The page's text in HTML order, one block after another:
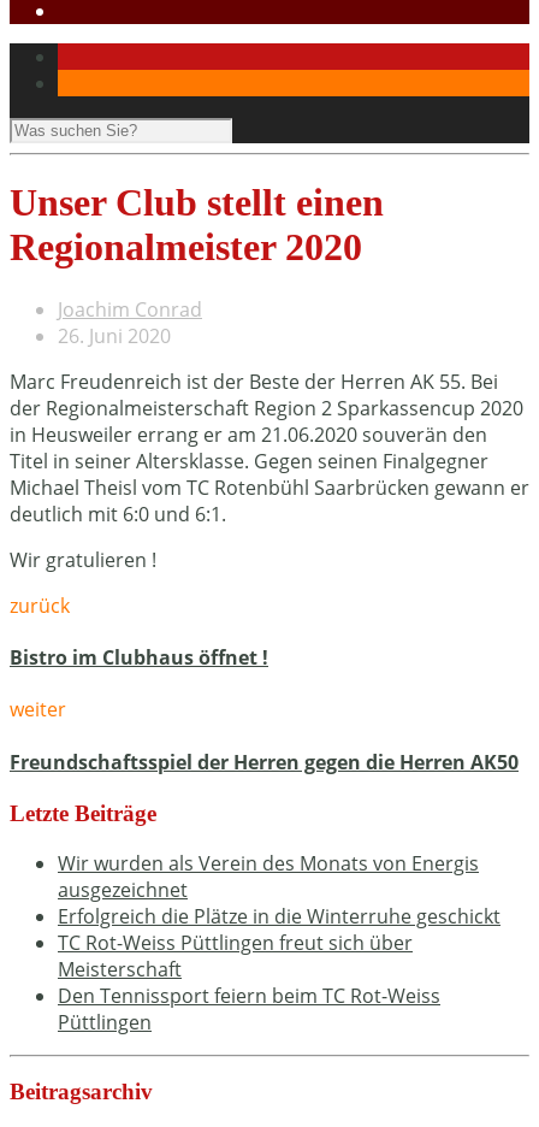
Unser Club stellt einen
Regionalmeister 2020
Joachim Conrad
26. Juni 2020
Marc Freudenreich ist der Beste der Herren AK 55. Bei
der Regionalmeisterschaft Region 2 Sparkassencup 2020
in Heusweiler errang er am 21.06.2020 souverän den
Titel in seiner Altersklasse. Gegen seinen Finalgegner
Michael Theisl vom TC Rotenbühl Saarbrücken gewann er
deutlich mit 6:0 und 6:1.
Wir gratulieren !
zurück
Bistro im Clubhaus öffnet !
weiter
Freundschaftsspiel der Herren gegen die Herren AK50
Letzte Beiträge
Wir wurden als Verein des Monats von Energis
ausgezeichnet
Erfolgreich die Plätze in die Winterruhe geschickt
TC Rot-Weiss Püttlingen freut sich über
Meisterschaft
Den Tennissport feiern beim TC Rot-Weiss
Püttlingen
Beitragsarchiv